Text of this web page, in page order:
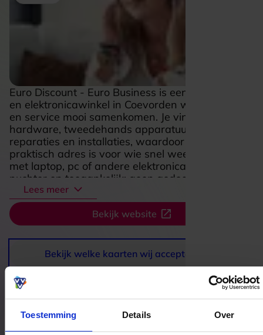
Toestemming Details Over
Euro Discount - Euro Business is een computer-
en elektronicawinkel in Coevorden waar verkoop
en service mooi samenkomen. Je vindt hier
hardware, tweedehands apparatuur en hulp bij
reparaties en installaties, waardoor het een
praktisch adres is voor wie snel weer verder wil
met laptop, pc of andere elektronica. De sfeer is
nuchter en toegankelijk: geen gedoe, maar
gericht advies en een aanpak die past bij
alledaagse technische vragen. Dat maakt deze
zaak aantrekkelijk voor bezoekers die een
combinatie zoeken van producten, technische
ondersteuning en persoonlijke service op één
Lees meer
Bekijk website
Bekijk welke kaarten wij accepteren